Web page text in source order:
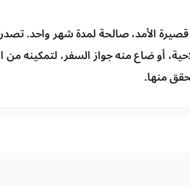
الأمد، صالحة لمدة شهر واحد.
أو ضاع منه جواز السفر، لتمكينه من
منها.